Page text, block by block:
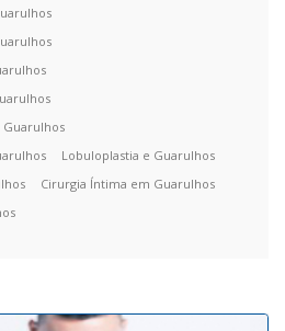
Guarulhos
Lobuloplastia e Guarulhos
Cirurgia Íntima em Guarulhos